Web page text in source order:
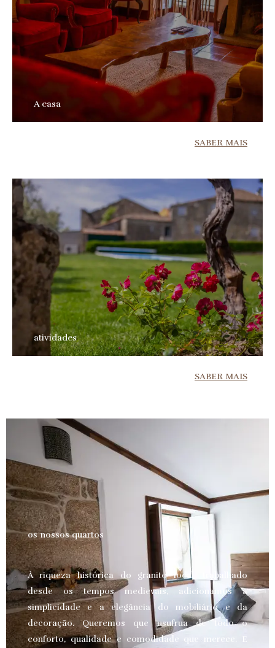
A casa
SABER MAIS
atividades
SABER MAIS
os nossos quartos
À riqueza histórica do granito local, trabalhado
desde os tempos medievais, adicionamos a
simplicidade e a elegância do mobiliário e da
decoração. Queremos que usufrua de todo o
conforto, qualidade e comodidade que merece.
E